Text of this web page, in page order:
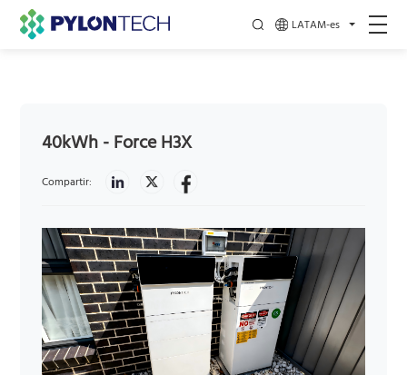
LATAM-es
40kWh - Force H3X
Compartir: